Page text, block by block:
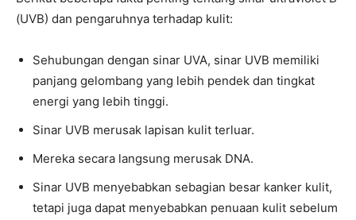
(UVB) dan pengaruhnya terhadap kulit:
Sehubungan dengan sinar UVA, sinar UVB memiliki
panjang gelombang yang lebih pendek dan tingkat
energi yang lebih tinggi.
Sinar UVB merusak lapisan kulit terluar.
Mereka secara langsung merusak DNA.
Sinar UVB menyebabkan sebagian besar kanker kulit,
tetapi juga dapat menyebabkan penuaan kulit sebelum